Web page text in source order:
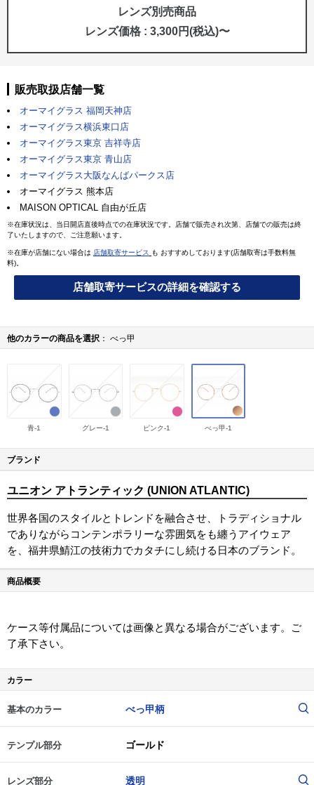
レンズ別売商品
レンズ価格 : 3,300円(税込)〜
販売取扱店舗一覧
オーマイグラス 福岡天神店
オーマイグラス横浜東口店
オーマイグラス東京 吉祥寺店
オーマイグラス東京 青山店
オーマイグラス大阪なんばパークス店
オーマイグラス 熊本店
MAISON OPTICAL 自由が丘店
※在庫状況は、当日開店直後時点での在庫状況です。店舗で販売され次第、店舗での販売は終
了いたしますので、ご注意願います。
※在庫が店舗にない場合は 店舗取寄サービス
も おすすめしております(店舗取寄は手数料無
料)。
店舗取寄サービスの詳細を確認する
他のカラーの商品を選択 べっ甲
青-1 グレー-1 ピンク-1 べっ甲-1
ブランド
ユニオン アトランティック (UNION ATLANTIC)
世界各国のスタイルとトレンドを融合させ、トラディショナル
でありながらコンテンポラリーな雰囲気をも纏うアイウェア
を、福井県鯖江の技術力でカタチにし続ける日本のブランド。
商品概要
ケース等付属品については画像と異なる場合がございます。ご
了承下さい。
カラー
基本のカラー べっ甲柄
テンプル部分 ゴールド
レンズ部分 透明